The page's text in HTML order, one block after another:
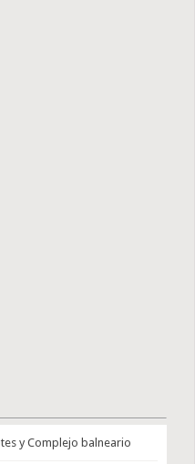
y Complejo balneario